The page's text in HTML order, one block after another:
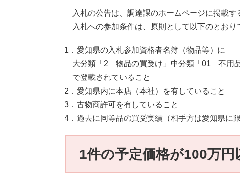
入札の公告は、調達課のホームページに掲載す
入札への参加条件は、原則として以下のとおり
1．愛知県の入札参加資格者名簿（物品等）に
大分類「2 物品の買受け」中分類「01 不用
で登載されていること
2．愛知県内に本店（本社）を有していること
3．古物商許可を有していること
4．過去に同等品の買受実績（相手方は愛知県に
1件の予定価格が100万